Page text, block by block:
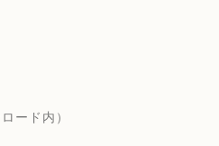
ド内）